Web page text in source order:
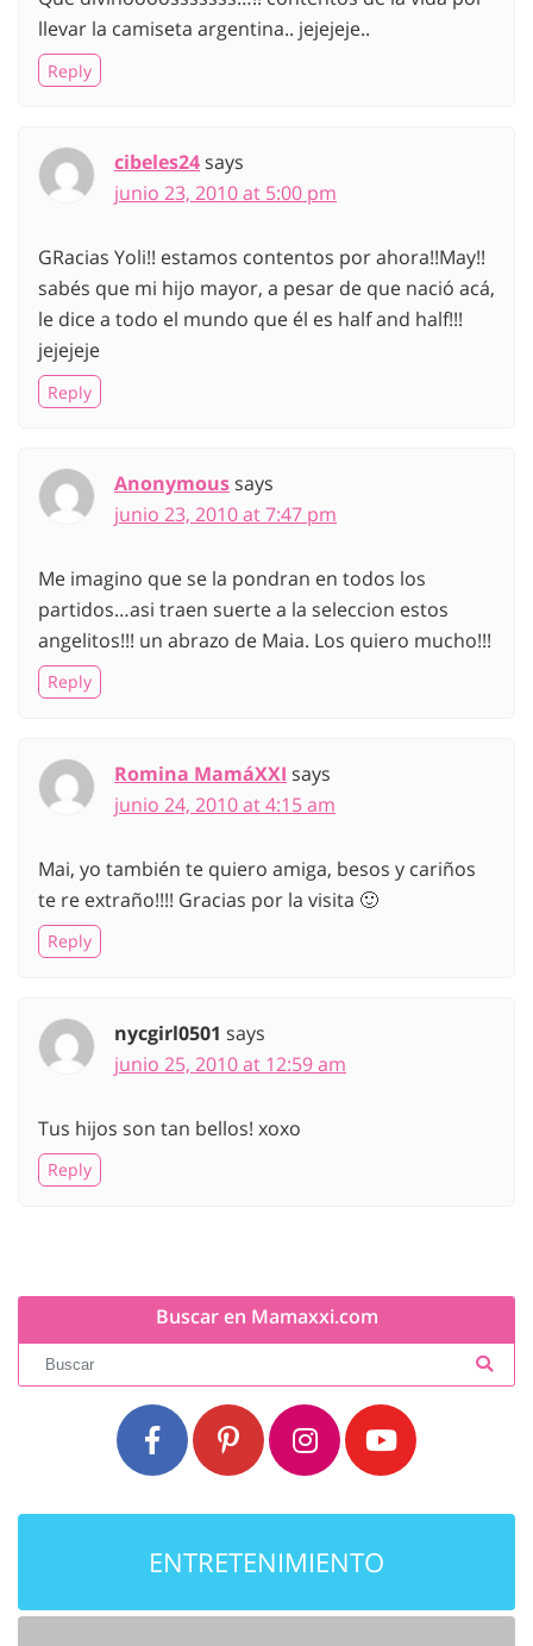
llevar la camiseta argentina.. jejejeje..
Reply
cibeles24says
junio 23, 2010 at 5:00 pm
GRacias Yoli!! estamos contentos por ahora!!May!!
sabés que mi hijo mayor, a pesar de que nació acá,
le dice a todo el mundo que él es half and half!!!
jejejeje
Reply
Anonymoussays
junio 23, 2010 at 7:47 pm
Me imagino que se la pondran en todos los
partidos…asi traen suerte a la seleccion estos
angelitos!!! un abrazo de Maia. Los quiero mucho!!!
Reply
Romina MamáXXI says
junio 24, 2010 at 4:15 am
Mai, yo también te quiero amiga, besos y cariños
te re extraño!!!! Gracias por la visita 🙂
Reply
nycgirl0501 says
junio 25, 2010 at 12:59 am
Tus hijos son tan bellos! xoxo
Reply
Buscar en Mamaxxi.com
ENTRETENIMIENTO